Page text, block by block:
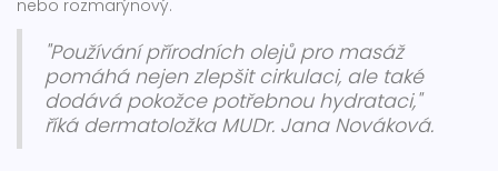
nebo rozmarýnový.
"Používání přírodních olejů pro masáž
pomáhá nejen zlepšit cirkulaci, ale také
dodává pokožce potřebnou hydrataci,"
říká dermatoložka MUDr. Jana Nováková.